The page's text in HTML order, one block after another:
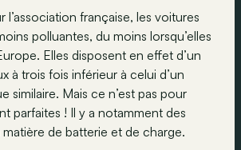
française, les voitures
polluantes, du moins lorsqu’elles
Elles disposent en effet d’un
à trois fois inférieur à celui d’un
similaire. Mais ce n’est pas pour
parfaites ! Il y a notamment des
de batterie et de charge.